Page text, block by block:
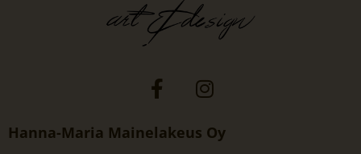
Hanna-Maria Mainelakeus Oy